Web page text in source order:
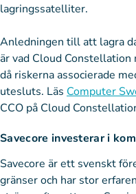
lagringssatelliter.
Anledningen till att lagra
är vad Cloud
då riskerna associerade
utesluts. Läs Computer
CCO på Cloud
Savecore investerar i
Savecore är ett svenskt
gränser och har stor